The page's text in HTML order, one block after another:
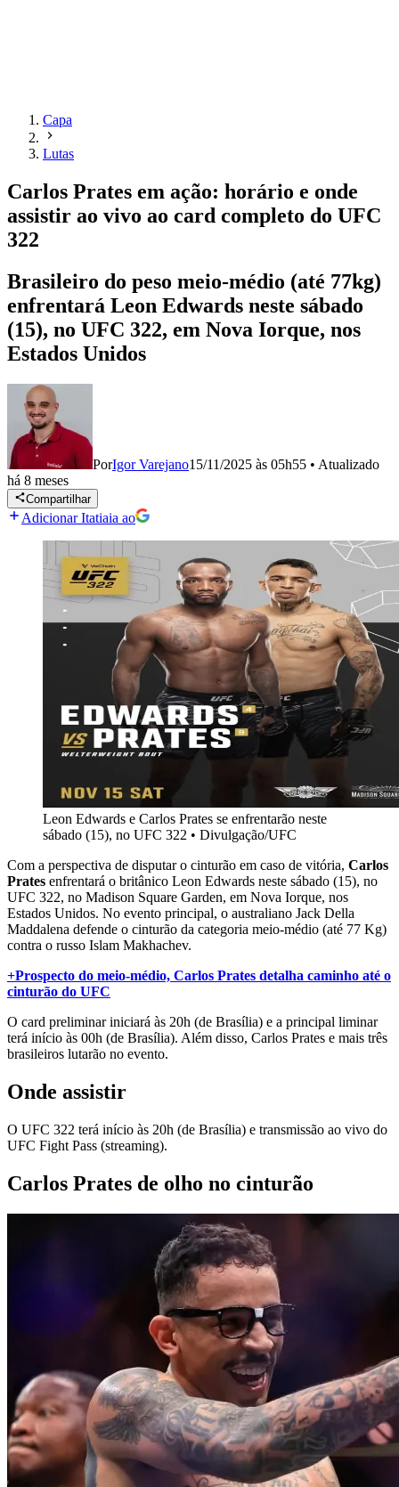
Capa
Lutas
Carlos Prates em ação: horário e onde
assistir ao vivo ao card completo do UFC
322
Brasileiro do peso meio-médio (até 77kg)
enfrentará Leon Edwards neste sábado
(15), no UFC 322, em Nova Iorque, nos
Estados Unidos
PorIgor Varejano15/11/2025 às 05h55 • Atualizado
há 8 meses
Compartilhar
Adicionar Itatiaia ao
Leon Edwards e Carlos Prates se enfrentarão neste
sábado (15), no UFC 322 • Divulgação/UFC
Com a perspectiva de disputar o cinturão em caso de vitória, Carlos
Prates enfrentará o britânico Leon Edwards neste sábado (15), no
UFC 322, no Madison Square Garden, em Nova Iorque, nos
Estados Unidos. No evento principal, o australiano Jack Della
Maddalena defende o cinturão da categoria meio-médio (até 77 Kg)
contra o russo Islam Makhachev.
+Prospecto do meio-médio, Carlos Prates detalha caminho até o
cinturão do UFC
O card preliminar iniciará às 20h (de Brasília) e a principal liminar
terá início às 00h (de Brasília). Além disso, Carlos Prates e mais três
brasileiros lutarão no evento.
Onde assistir
O UFC 322 terá início às 20h (de Brasília) e transmissão ao vivo do
UFC Fight Pass (streaming).
Carlos Prates de olho no cinturão